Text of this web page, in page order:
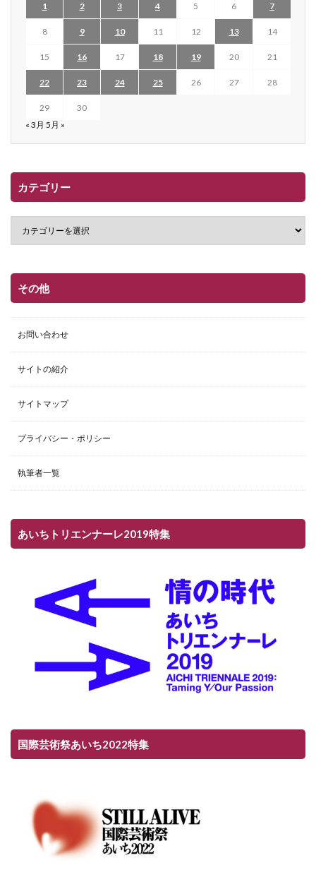
1 2 3 4 5 6 7
8 9 10 11 12 13 14
15 16 17 18 19 20 21
22 23 24 25 26 27 28
29
30
« 3月 5月 »
カテゴリー
その他
お問い合わせ
サイトの紹介
サイトマップ
プライバシー・ポリシー
執筆者一覧
あいちトリエンナーレ2019特集
国際芸術祭あいち2022特集